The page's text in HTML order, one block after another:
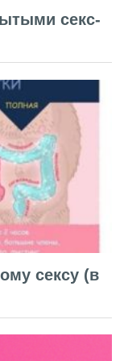
секс-
сексу (в